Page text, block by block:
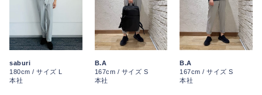
saburi
180cm / サイズ L
本社
B.A
167cm / サイズ S
本社
B.A
167cm / サイズ S
本社